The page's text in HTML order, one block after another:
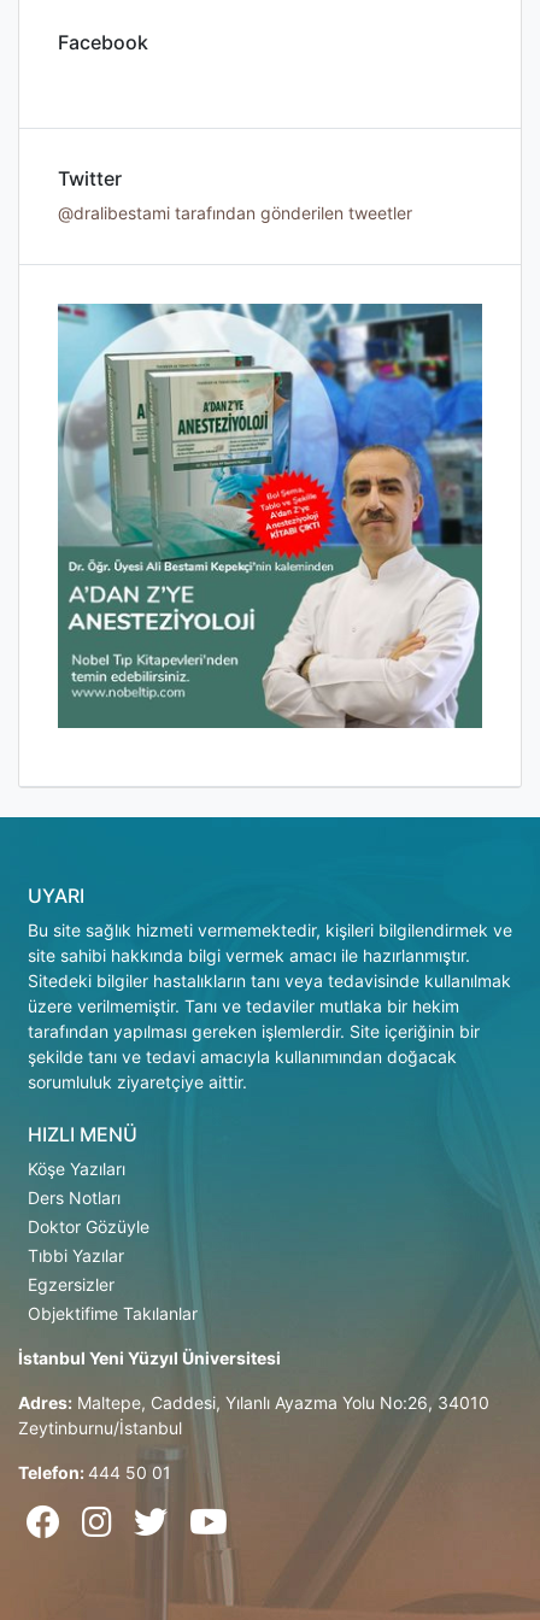
Facebook
Twitter
@dralibestami tarafından gönderilen tweetler
UYARI
Bu site sağlık hizmeti vermemektedir, kişileri bilgilendirmek ve
site sahibi hakkında bilgi vermek amacı ile hazırlanmıştır.
Sitedeki bilgiler hastalıkların tanı veya tedavisinde kullanılmak
üzere verilmemiştir. Tanı ve tedaviler mutlaka bir hekim
tarafından yapılması gereken işlemlerdir. Site içeriğinin bir
şekilde tanı ve tedavi amacıyla kullanımından doğacak
sorumluluk ziyaretçiye aittir.
HIZLI MENÜ
Köşe Yazıları
Ders Notları
Doktor Gözüyle
Tıbbi Yazılar
Egzersizler
Objektifime Takılanlar
İstanbul Yeni Yüzyıl Üniversitesi
Adres: Maltepe, Caddesi, Yılanlı Ayazma Yolu No:26, 34010
Zeytinburnu/İstanbul
Telefon:444 50 01